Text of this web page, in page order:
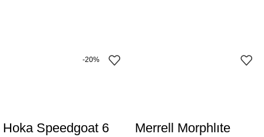
-20%
Hoka Speedgoat 6
Merrell Morphlıte